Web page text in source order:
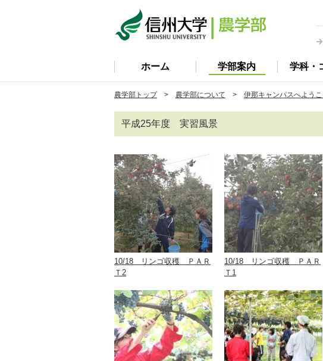
ホーム 学部案内 学科・
農学部トップ> 農学部について > 伊那キャンパスへようこ
平成25年度 実習風景
10/18 リンゴ収穫 ＰＡＲ
Ｔ2
10/18 リンゴ収穫 ＰＡＲ
Ｔ1